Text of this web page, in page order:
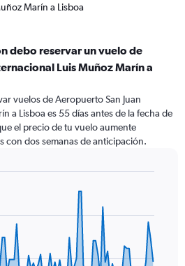
Marín a Lisboa
debo reservar un vuelo de
Luis Muñoz Marín a
vuelos de Aeropuerto San Juan
a Lisboa es 55 días antes de la fecha de
el precio de tu vuelo aumente
con dos semanas de anticipación.